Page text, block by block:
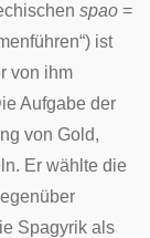
spao =
ist
von ihm
Aufgabe der
von Gold,
Er wählte die
Spagyrik als